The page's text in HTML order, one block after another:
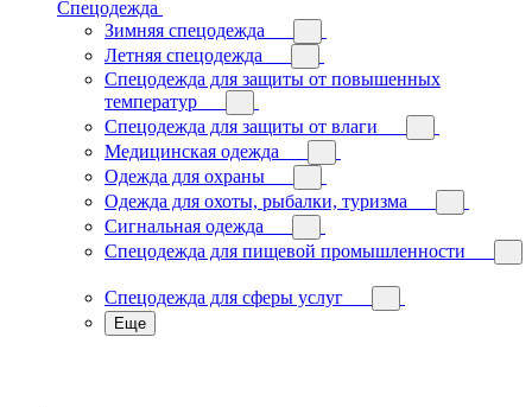
Спецодежда
Зимняя спецодежда
Летняя спецодежда
Спецодежда для защиты от повышенных
температур
Спецодежда для защиты от влаги
Медицинская одежда
Одежда для охраны
Одежда для охоты, рыбалки, туризма
Сигнальная одежда
Спецодежда для пищевой промышленности
Спецодежда для сферы услуг
Еще